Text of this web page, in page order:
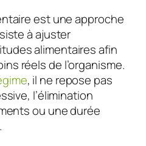
est une approche
à ajuster
alimentaires afin
réels de l’organisme.
, il ne repose pas
l’élimination
ou une durée